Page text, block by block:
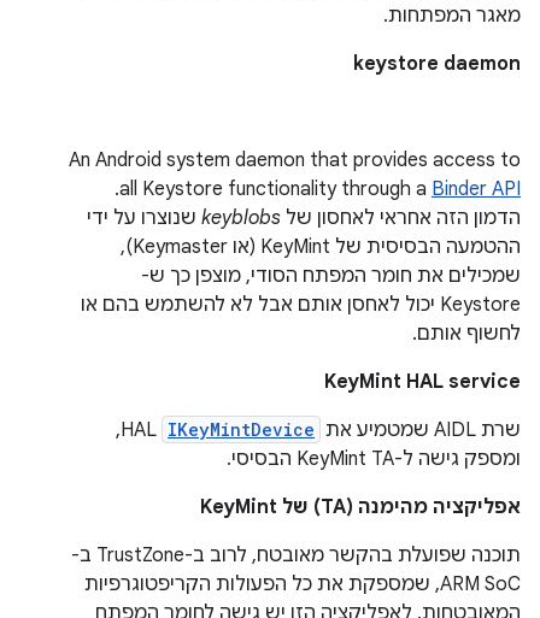
מאגר המפתחות.
keystore daemon
An Android system daemon that provides access to
all Keystore functionality through a Binder API
.
הדמון הזה אחראי לאחסון של keyblobs שנוצרו על ידי
ההטמעה הבסיסית של KeyMint (או Keymaster),
שמכילים את חומר המפתח הסודי, מוצפן כך ש-
Keystore יכול לאחסן אותם אבל לא להשתמש בהם או
לחשוף אותם.
KeyMint HAL service
שרת AIDL שמטמיע את
IKeyMintDevice
HAL,
ומספק גישה ל-KeyMint TA הבסיסי.
אפליקציה מהימנה (TA) של KeyMint
תוכנה שפועלת בהקשר מאובטח, לרוב ב-TrustZone ב-
ARM SoC, שמספקת את כל הפעולות הקריפטוגרפיות
המאובטחות. לאפליקציה הזו יש גישה לחומר המפתח